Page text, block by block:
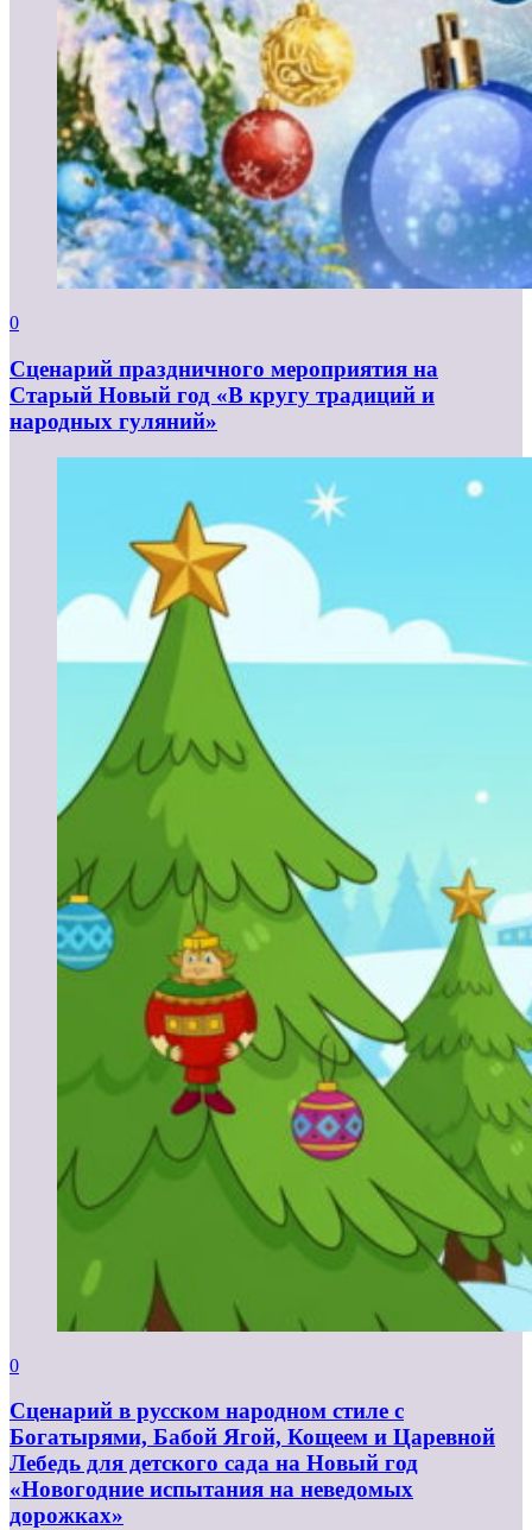
0
Сценарий праздничного мероприятия на
Старый Новый год «В кругу традиций и
народных гуляний»
0
Сценарий в русском народном стиле с
Богатырями, Бабой Ягой, Кощеем и Царевной
Лебедь для детского сада на Новый год
«Новогодние испытания на неведомых
дорожках»